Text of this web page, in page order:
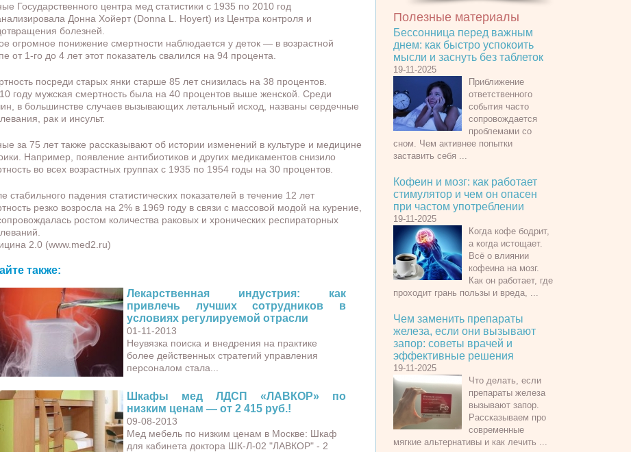
Государственного центра мед статистики с 1935 по 2010 год
Донна Хойерт (Donna L. Hoyert) из Центра контроля и
болезней.
огромное понижение смертности наблюдается у деток — в возрастной
от 1-го до 4 лет этот показатель свалился на 94 процента.
посреди старых янки старше 85 лет снизилась на 38 процентов.
году мужская смертность была на 40 процентов выше женской. Среди
в большинстве случаев вызывающих летальный исход, названы сердечные
рак и инсульт.
за 75 лет также рассказывают об истории изменений в культуре и медицине
Например, появление антибиотиков и других медикаментов снизило
во всех возрастных группах с 1935 по 1954 годы на 30 процентов.
стабильного падения статистических показателей в течение 12 лет
резко возросла на 2% в 1969 году в связи с массовой модой на курение,
ростом количества раковых и хронических респираторных
2.0 (www.med2.ru)
также:
Лекарственная индустрия: как
привлечь лучших сотрудников в
условиях регулируемой отрасли
01-11-2013
Неувязка поиска и внедрения на практике
более действенных стратегий управления
персоналом стала...
Шкафы мед ЛДСП «ЛАВКОР» по
низким ценам — от 2 415 руб.!
09-08-2013
Мед мебель по низким ценам в Москве: Шкаф
для кабинета доктора ШК-Л-02 "ЛАВКОР" - 2
Полезные материалы
Бессонница перед важным
днем: как быстро успокоить
мысли и заснуть без таблеток
19-11-2025
Приближение
ответственного
события часто
сопровождается
проблемами со
сном. Чем активнее попытки
заставить себя ...
Кофеин и мозг: как работает
стимулятор и чем он опасен
при частом употреблении
19-11-2025
Когда кофе бодрит,
а когда истощает.
Всё о влиянии
кофеина на мозг.
Как он работает, где
проходит грань пользы и вреда, ...
Чем заменить препараты
железа, если они вызывают
запор: советы врачей и
эффективные решения
19-11-2025
Что делать, если
препараты железа
вызывают запор.
Рассказываем про
современные
мягкие альтернативы и как лечить ...